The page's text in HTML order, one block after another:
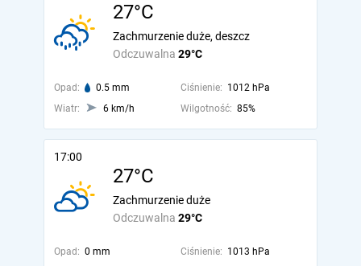
27°C
Odczuwalna 29°C
Zachmurzenie duże, deszcz
Opad: 0.5 mm Ciśnienie: 1012 hPa
Wiatr:
6 km/h Wilgotność: 85%
17:00
27°C
Odczuwalna 29°C
Zachmurzenie duże
Opad: 0 mm Ciśnienie: 1013 hPa